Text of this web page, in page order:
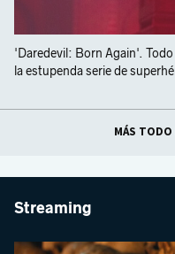
'Daredevil: Born Again'.
la estupenda serie de
MÁS TODO
Streaming